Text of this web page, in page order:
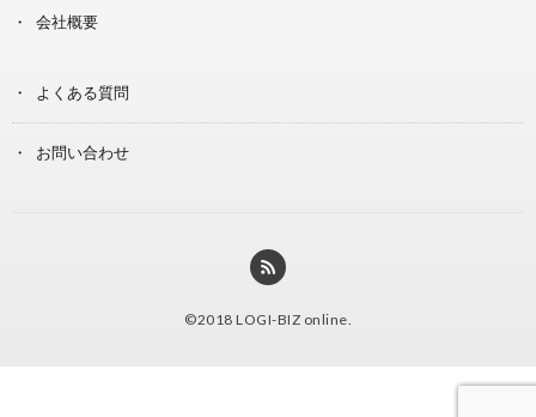
会社概要
よくある質問
お問い合わせ
©2018 LOGI-BIZ online.